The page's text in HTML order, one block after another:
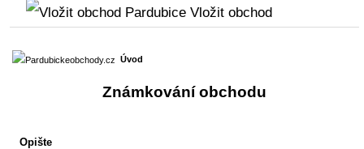
Vložit obchod
Úvod
Známkování obchodu
Opište